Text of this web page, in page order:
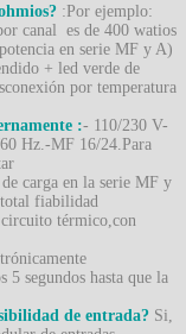
:Por ejemplo:
canal es de 400 watios
en serie MF y A)
+ led verde de
por temperatura
:- 110/230 V-
Hz.-MF 16/24.Para
carga en la serie MF y
fiabilidad
térmico,con
5 segundos hasta que la
de entrada? Si,